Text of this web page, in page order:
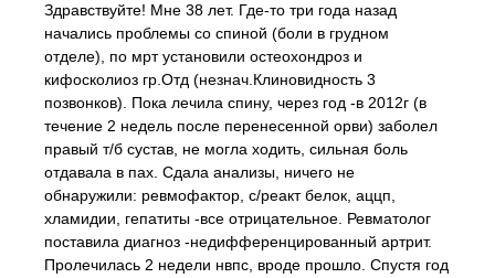
Здравствуйте! Мне 38 лет. Где-то три года назад
начались проблемы со спиной (боли в грудном
отделе), по мрт установили остеохондроз и
кифосколиоз гр.Отд (незнач.Клиновидность 3
позвонков). Пока лечила спину, через год -в 2012г (в
течение 2 недель после перенесенной орви) заболел
правый т/б сустав, не могла ходить, сильная боль
отдавала в пах. Сдала анализы, ничего не
обнаружили: ревмофактор, с/реакт белок, аццп,
хламидии, гепатиты -все отрицательное. Ревматолог
поставила диагноз -недифференцированный артрит.
Пролечилась 2 недели нвпс, вроде прошло. Спустя год